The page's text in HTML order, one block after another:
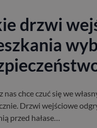
drzwi
nas chce czuć się we
Drzwi wejściowe
przed hałase…